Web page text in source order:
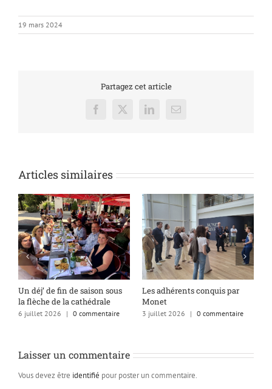
19 mars 2024
Partagez cet article
Facebook
X LinkedInEmail
Articles similaires
Un déj’ de fin de saison sous
la flèche de la cathédrale
6 juillet 2026 | 0 commentaire
Les adhérents conquis par
Monet
3 juillet 2026 | 0 commentaire
Laisser un commentaire
Vous devez être identifié pour poster un commentaire.